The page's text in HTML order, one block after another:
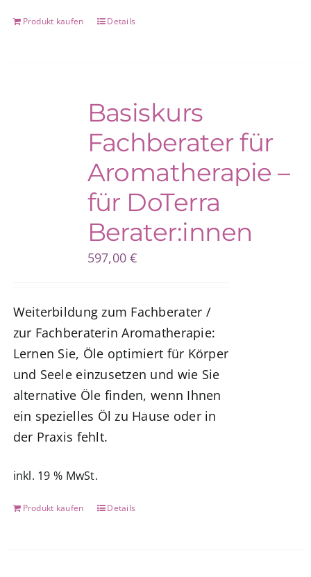
Produkt kaufen Details
Basiskurs
Fachberater für
Aromatherapie –
für DoTerra
Berater:innen
597,00€
Weiterbildung zum Fachberater /
zur Fachberaterin Aromatherapie:
Lernen Sie, Öle optimiert für Körper
und Seele einzusetzen und wie Sie
alternative Öle finden, wenn Ihnen
ein spezielles Öl zu Hause oder in
der Praxis fehlt.
inkl. 19 % MwSt.
Produkt kaufen Details